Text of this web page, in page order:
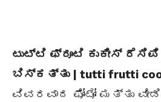
ಟುಟ್ಟಿ ಫ್ರೂಟಿ ಕುಕೀಸ್
ಬಿಸ್ಕತ್ತು | tutti frutti
ವಿವರವಾದ ಫೋಟೋ ಮತ್ತು